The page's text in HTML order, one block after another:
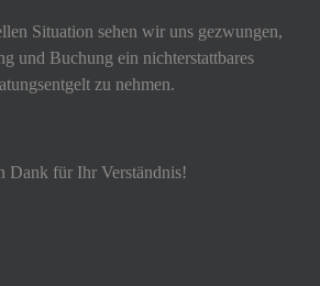
Situation sehen wir uns gezwungen,
und Buchung ein nichterstattbares
zu nehmen.
Dank für Ihr Verständnis!